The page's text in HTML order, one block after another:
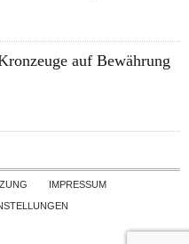
auf Bewährung
to contentIMPRESSUM